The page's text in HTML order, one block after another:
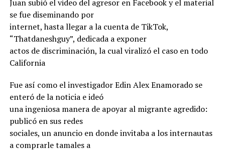
Juan subió el video del agresor en Facebook y el material
se fue diseminando por
internet, hasta llegar a la cuenta de TikTok,
“Thatdaneshguy”, dedicada a exponer
actos de discriminación, la cual viralizó el caso en todo
California
Fue así como el investigador Edin Alex Enamorado se
enteró de la noticia e ideó
una ingeniosa manera de apoyar al migrante agredido:
publicó en sus redes
sociales, un anuncio en donde invitaba a los internautas
a comprarle tamales a